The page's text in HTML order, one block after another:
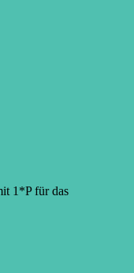
1*P für das